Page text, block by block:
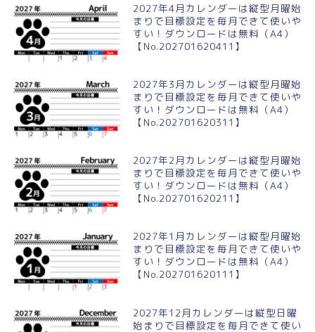
2027年4月カレンダーは縦型月曜始
まりで目標設定を毎月できて使いや
すい！ダウンロードは無料（A4）
【No.202701620411】
2027年3月カレンダーは縦型月曜始
まりで目標設定を毎月できて使いや
すい！ダウンロードは無料（A4）
【No.202701620311】
2027年2月カレンダーは縦型月曜始
まりで目標設定を毎月できて使いや
すい！ダウンロードは無料（A4）
【No.202701620211】
2027年1月カレンダーは縦型月曜始
まりで目標設定を毎月できて使いや
すい！ダウンロードは無料（A4）
【No.202701620111】
2027年12月カレンダーは縦型日曜
始まりで目標設定を毎月できて使い